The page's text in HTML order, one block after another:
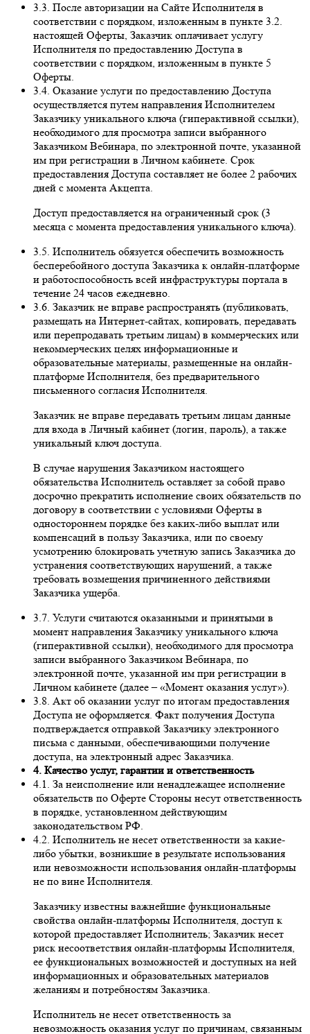
3.3. После авторизации на Сайте Исполнителя в
соответствии с порядком, изложенным в пункте 3.2.
настоящей Оферты, Заказчик оплачивает услугу
Исполнителя по предоставлению Доступа в
соответствии с порядком, изложенным в пункте 5
Оферты.
3.4. Оказание услуги по предоставлению Доступа
осуществляется путем направления Исполнителем
Заказчику уникального ключа (гиперактивной ссылки),
необходимого для просмотра записи выбранного
Заказчиком Вебинара, по электронной почте, указанной
им при регистрации в Личном кабинете. Срок
предоставления Доступа составляет не более 2 рабочих
дней с момента Акцепта.
Доступ предоставляется на ограниченный срок (3
месяца с момента предоставления уникального ключа).
3.5. Исполнитель обязуется обеспечить возможность
бесперебойного доступа Заказчика к онлайн-платформе
и работоспособность всей инфраструктуры портала в
течение 24 часов ежедневно.
3.6. Заказчик не вправе распространять (публиковать,
размещать на Интернет-сайтах, копировать, передавать
или перепродавать третьим лицам) в коммерческих или
некоммерческих целях информационные и
образовательные материалы, размещенные на онлайн-
платформе Исполнителя, без предварительного
письменного согласия Исполнителя.
Заказчик не вправе передавать третьим лицам данные
для входа в Личный кабинет (логин, пароль), а также
уникальный ключ доступа.
В случае нарушения Заказчиком настоящего
обязательства Исполнитель оставляет за собой право
досрочно прекратить исполнение своих обязательств по
договору в соответствии с условиями Оферты в
одностороннем порядке без каких-либо выплат или
компенсаций в пользу Заказчика, или по своему
усмотрению блокировать учетную запись Заказчика до
устранения соответствующих нарушений, а также
требовать возмещения причиненного действиями
Заказчика ущерба.
3.7. Услуги считаются оказанными и принятыми в
момент направления Заказчику уникального ключа
(гиперактивной ссылки), необходимого для просмотра
записи выбранного Заказчиком Вебинара, по
электронной почте, указанной им при регистрации в
Личном кабинете (далее – «Момент оказания услуг»).
3.8. Акт об оказании услуг по итогам предоставления
Доступа не оформляется. Факт получения Доступа
подтверждается отправкой Заказчику электронного
письма с данными, обеспечивающими получение
доступа, на электронный адрес Заказчика.
4. Качество услуг, гарантии и ответственность
4.1. За неисполнение или ненадлежащее исполнение
обязательств по Оферте Стороны несут ответственность
в порядке, установленном действующим
законодательством РФ.
4.2. Исполнитель не несет ответственности за какие-
либо убытки, возникшие в результате использования
или невозможности использования онлайн-платформы
не по вине Исполнителя.
Заказчику известны важнейшие функциональные
свойства онлайн-платформы Исполнителя, доступ к
которой предоставляет Исполнитель; Заказчик несет
риск несоответствия онлайн-платформы Исполнителя,
ее функциональных возможностей и доступных на ней
информационных и образовательных материалов
желаниям и потребностям Заказчика.
Исполнитель не несет ответственность за
невозможность оказания услуг по причинам, связанным